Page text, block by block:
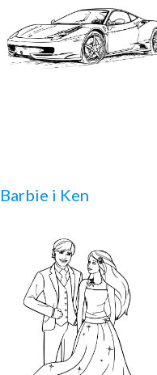
Barbie i Ken